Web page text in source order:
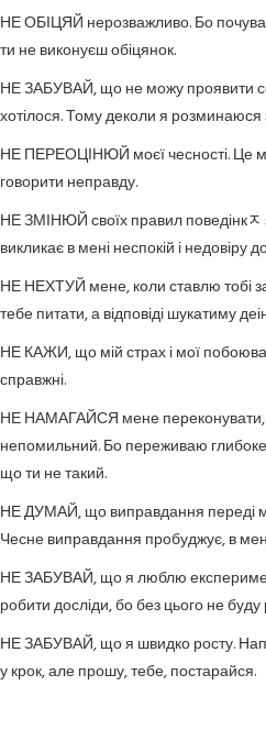
НЕ ОБІЦЯЙ нерозважливо. Бо
ти не виконуєш обіцянок.
НЕ ЗАБУВАЙ, що не можу проявити
хотілося. Тому деколи я
НЕ ПЕРЕОЦІНЮЙ моєї чесності. Це
говорити неправду.
НЕ ЗМІНЮЙ своїх правил поведінкﾸ
викликає в мені неспокій і недовіру
НЕ НЕХТУЙ мене, коли ставлю тобі
тебе питати, а відповіді шукатиму
НЕ КАЖИ, що мій страх і мої
справжні.
НЕ НАМАГАЙСЯ мене переконувати,
непомильний. Бо переживаю
що ти не такий.
НЕ ДУМАЙ, що виправдання переді
Чесне виправдання пробуджує, в
НЕ ЗАБУВАЙ, що я люблю
робити досліди, бо без цього не буду
НЕ ЗАБУВАЙ, що я швидко росту.
у крок, але прошу, тебе, постарайся.